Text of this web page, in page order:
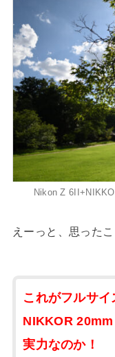
Nikon Z
えーっと、思った
これがフルサ
NIKKOR
実力なのか！